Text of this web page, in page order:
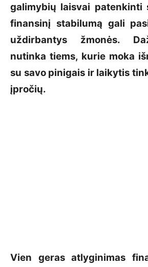
galimybių laisvai patenkinti
finansinį stabilumą gali
uždirbantys žmonės.
nutinka tiems, kurie moka
su savo pinigais ir laikytis
įpročių.
Vien geras atlyginimas